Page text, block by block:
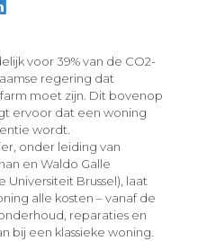
voor 39% van de CO2-
regering dat
moet zijn. Dit bovenop
ervoor dat een woning
wordt.
onder leiding van
en Waldo Galle
Universiteit Brussel), laat
alle kosten – vanaf de
reparaties en
bij een klassieke woning.